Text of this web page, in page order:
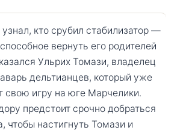
кто срубил стабилизатор —
вернуть его родителей
Ульрих Томази, владелец
дельтианцев, который уже
свою игру на юге Марчелики.
предстоит срочно добраться
чтобы настигнуть Томази и